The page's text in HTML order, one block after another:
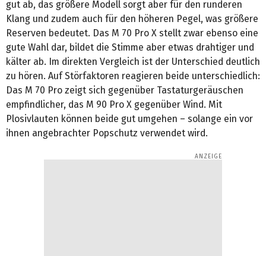
gut ab, das größere Modell sorgt aber für den runderen
Klang und zudem auch für den höheren Pegel, was größere
Reserven bedeutet. Das M 70 Pro X stellt zwar ebenso eine
gute Wahl dar, bildet die Stimme aber etwas drahtiger und
kälter ab. Im direkten Vergleich ist der Unterschied deutlich
zu hören. Auf Störfaktoren reagieren beide unterschiedlich:
Das M 70 Pro zeigt sich gegenüber Tastaturgeräuschen
empfindlicher, das M 90 Pro X gegenüber Wind. Mit
Plosivlauten können beide gut umgehen – solange ein vor
ihnen angebrachter Popschutz verwendet wird.